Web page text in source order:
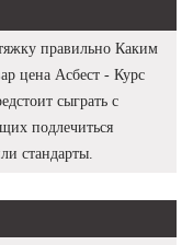
правильно Каким
цена Асбест - Курс
сыграть с
подлечиться
стандарты.